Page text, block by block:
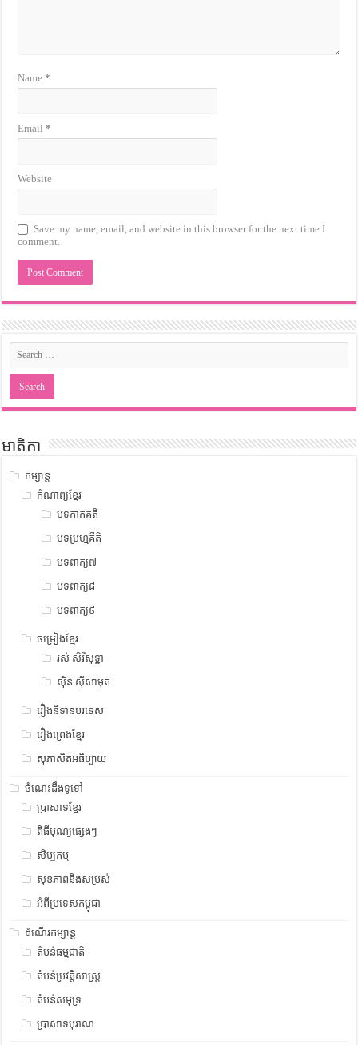
Name*
Email*
Website
Save my name, email, and website in this browser for the next time I
comment.
មាតិកា
កម្សាន្ត
កំណាព្យខ្មែរ
បទកាកគតិ
បទប្រហ្មគីតិ
បទពាក្យ៧
បទពាក្យ៨
បទពាក្យ៩
ចម្រៀងខ្មែរ
រស់ សិរីសុទ្ឋា
ស៊ិន ស៊ីសាមុត
រឿងនិទានបរទេស
រឿងព្រេងខ្មែរ
សុភាសិតអធិប្បាយ
ចំណេះដឹងទូទៅ
ប្រាសាទខ្មែរ
ពិធីបុណ្យផ្សេងៗ
សិប្បកម្ម
សុខភាពនិងសម្រស់
អំពីប្រទេសកម្ពុជា
ដំណើរកម្សាន្ត
តំបន់ធម្មជាតិ
តំបន់ប្រវត្តិសាស្រ្ត
តំបន់សមុទ្រ
ប្រាសាទបុរាណ